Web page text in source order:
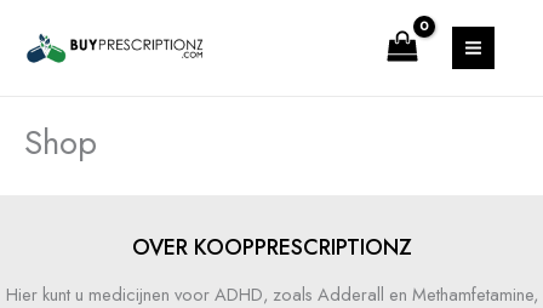
MAIN
MENU
Shop
OVER KOOPPRESCRIPTIONZ
Hier kunt u medicijnen voor ADHD, zoals Adderall en Methamfetamine,